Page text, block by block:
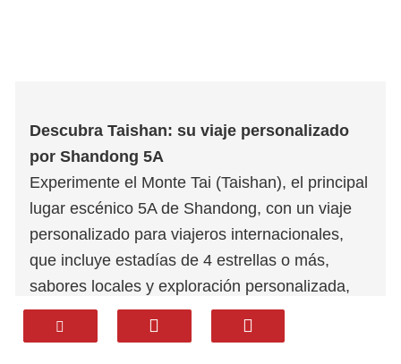
Descubra Taishan: su viaje personalizado
por Shandong 5A
Experimente el Monte Tai (Taishan), el principal
lugar escénico 5A de Shandong, con un viaje
personalizado para viajeros internacionales,
que incluye estadías de 4 estrellas o más,
sabores locales y exploración personalizada,
todo respaldado por un servicio de primer nivel.
Estancia: Confort de 4 estrellas y superior